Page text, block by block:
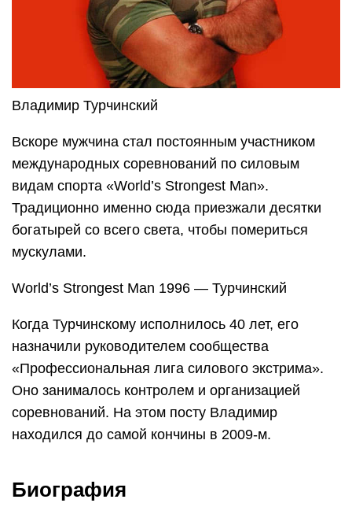
Владимир Турчинский
Вскоре мужчина стал постоянным участником
международных соревнований по силовым
видам спорта «World’s Strongest Man».
Традиционно именно сюда приезжали десятки
богатырей со всего света, чтобы помериться
мускулами.
World’s Strongest Man 1996 — Турчинский
Когда Турчинскому исполнилось 40 лет, его
назначили руководителем сообщества
«Профессиональная лига силового экстрима».
Оно занималось контролем и организацией
соревнований. На этом посту Владимир
находился до самой кончины в 2009-м.
Биография